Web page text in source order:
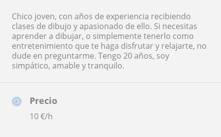
Precio
10€/h
Chico joven, con años de experiencia recibiendo
clases de dibujo y apasionado de ello. Si necesitas
aprender a dibujar, o simplemente tenerlo como
entretenimiento que te haga disfrutar y relajarte, no
dude en preguntarme. Tengo 20 años, soy
simpático, amable y tranquilo.